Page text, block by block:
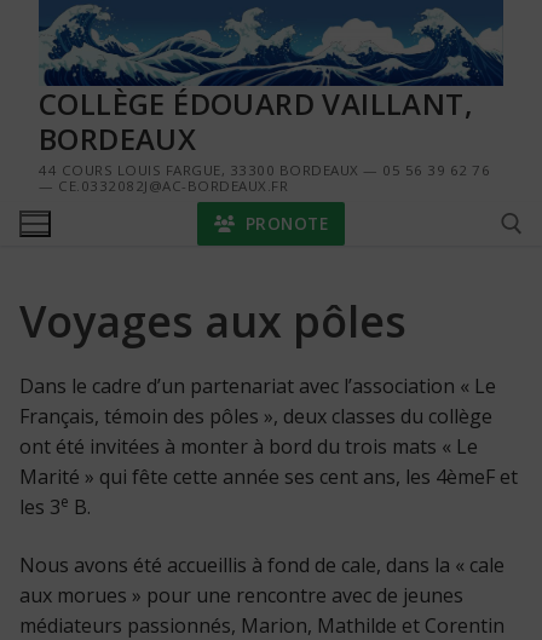
contenu
COLLÈGE ÉDOUARD VAILLANT,
BORDEAUX
44 COURS LOUIS FARGUE, 33300 BORDEAUX — 05 56 39 62 76
— CE.0332082J@AC-BORDEAUX.FR
PRONOTE
Rechercher :
Voyages aux pôles
Dans le cadre d’un partenariat avec l’association « Le
Français, témoin des pôles », deux classes du collège
ont été invitées à monter à bord du trois mats « Le
Marité » qui fête cette année ses cent ans, les 4èmeF et
les 3e B.
Nous avons été accueillis à fond de cale, dans la « cale
aux morues » pour une rencontre avec de jeunes
médiateurs passionnés, Marion, Mathilde et Corentin